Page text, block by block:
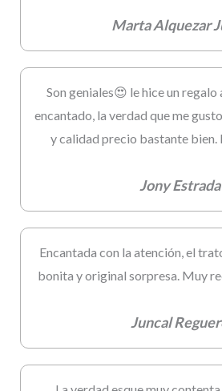
Marta Alquezar
Son geniales😍 le hice un regalo
encantado, la verdad que me
y calidad precio bastante
Jony Estrada
Encantada con la atención, el
bonita y original sorpresa. Muy
Juncal